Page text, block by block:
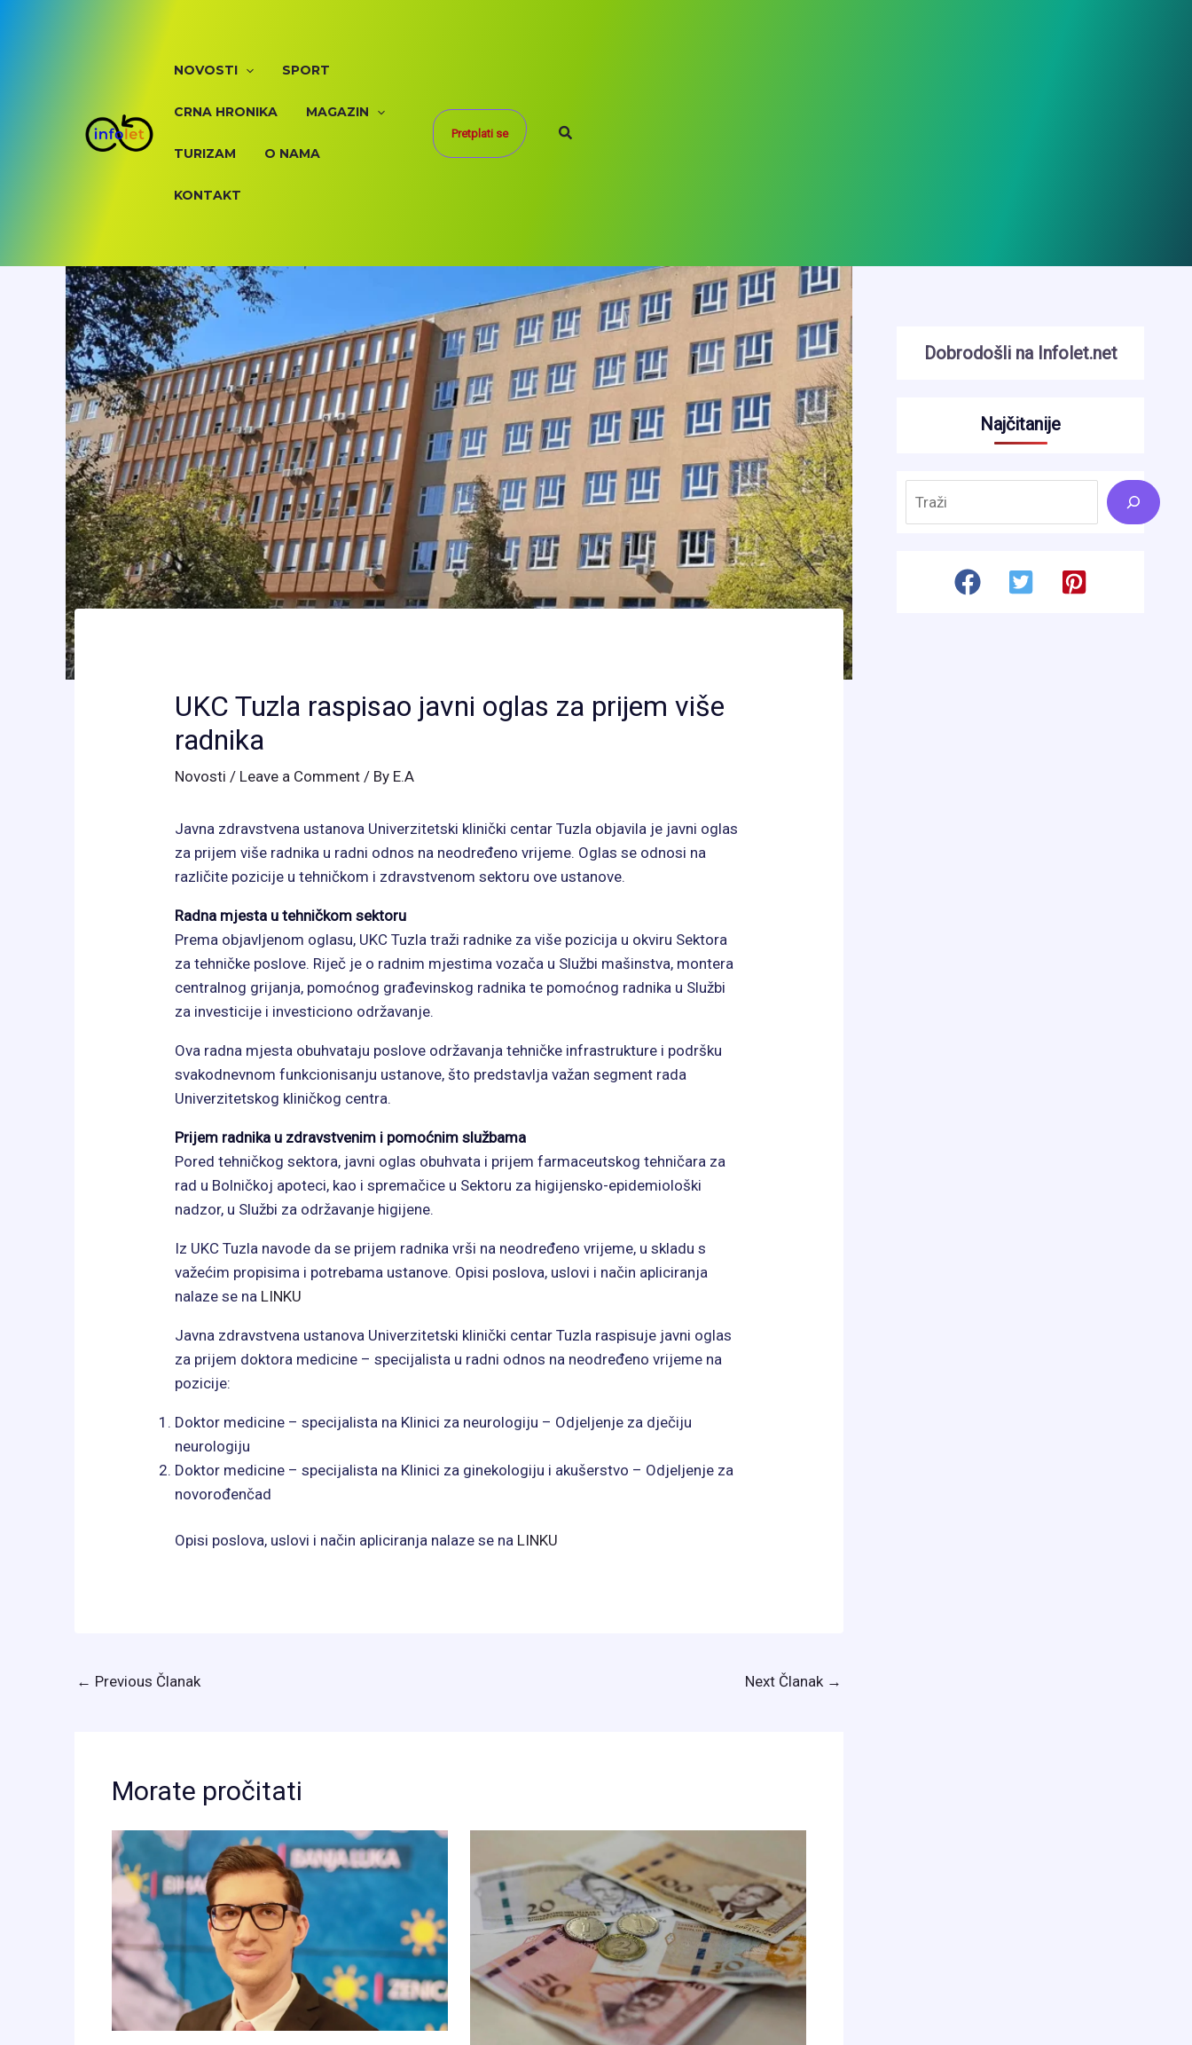
NOVOSTI SPORT
CRNA HRONIKA MAGAZIN
TURIZAM O NAMA
KONTAKT
Pretplati se Search
UKC Tuzla raspisao javni oglas za prijem više
radnika
Novosti / Leave a Comment / By E.A
Javna zdravstvena ustanova Univerzitetski klinički centar Tuzla objavila je javni oglas
za prijem više radnika u radni odnos na neodređeno vrijeme. Oglas se odnosi na
različite pozicije u tehničkom i zdravstvenom sektoru ove ustanove.
Radna mjesta u tehničkom sektoru
Prema objavljenom oglasu, UKC Tuzla traži radnike za više pozicija u okviru Sektora
za tehničke poslove. Riječ je o radnim mjestima vozača u Službi mašinstva, montera
centralnog grijanja, pomoćnog građevinskog radnika te pomoćnog radnika u Službi
za investicije i investiciono održavanje.
Ova radna mjesta obuhvataju poslove održavanja tehničke infrastrukture i podršku
svakodnevnom funkcionisanju ustanove, što predstavlja važan segment rada
Univerzitetskog kliničkog centra.
Prijem radnika u zdravstvenim i pomoćnim službama
Pored tehničkog sektora, javni oglas obuhvata i prijem farmaceutskog tehničara za
rad u Bolničkoj apoteci, kao i spremačice u Sektoru za higijensko-epidemiološki
nadzor, u Službi za održavanje higijene.
Iz UKC Tuzla navode da se prijem radnika vrši na neodređeno vrijeme, u skladu s
važećim propisima i potrebama ustanove. Opisi poslova, uslovi i način apliciranja
nalaze se na LINKU
Javna zdravstvena ustanova Univerzitetski klinički centar Tuzla raspisuje javni oglas
za prijem doktora medicine – specijalista u radni odnos na neodređeno vrijeme na
pozicije:
Doktor medicine – specijalista na Klinici za neurologiju – Odjeljenje za dječiju
neurologiju
Doktor medicine – specijalista na Klinici za ginekologiju i akušerstvo – Odjeljenje za
novorođenčad
Opisi poslova, uslovi i način apliciranja nalaze se na LINKU
← Previous Članak Next Članak →
Morate pročitati
Dobrodošli na Infolet.net
Najčitanije
Search